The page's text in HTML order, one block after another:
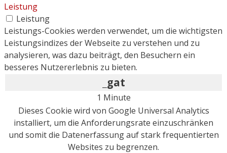
Leistung
Leistung
Leistungs-Cookies werden verwendet, um die wichtigsten
Leistungsindizes der Webseite zu verstehen und zu
analysieren, was dazu beiträgt, den Besuchern ein
besseres Nutzererlebnis zu bieten.
_gat
1 Minute
Dieses Cookie wird von Google Universal Analytics
installiert, um die Anforderungsrate einzuschränken
und somit die Datenerfassung auf stark frequentierten
Websites zu begrenzen.